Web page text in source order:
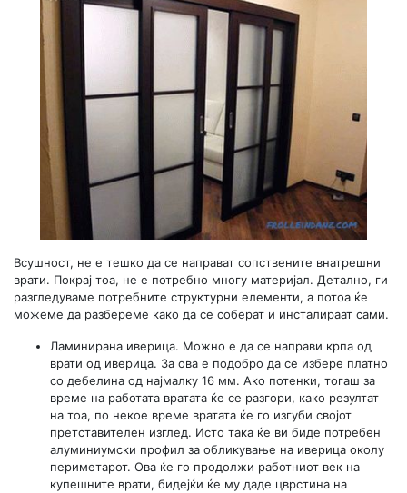
Всушност, не е тешко да се направат сопствените внатрешни
врати. Покрај тоа, не е потребно многу материјал. Детално, ги
разгледуваме потребните структурни елементи, а потоа ќе
можеме да разбереме како да се соберат и инсталираат сами.
Ламинирана иверица. Можно е да се направи крпа од
врати од иверица. За ова е подобро да се избере платно
со дебелина од најмалку 16 мм. Ако потенки, тогаш за
време на работата вратата ќе се разгори, како резултат
на тоа, по некое време вратата ќе го изгуби својот
претставителен изглед. Исто така ќе ви биде потребен
алуминиумски профил за обликување на иверица околу
периметарот. Ова ќе го продолжи работниот век на
купешните врати, бидејќи ќе му даде цврстина на